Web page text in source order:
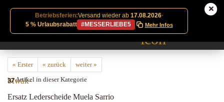
Betriebsferien:Versand wieder ab 17.08.2026·
5 % Urlaubsrabatt
#MESSERLIEBE5 Mehr Infos
« Erster « zurück
weiter »
37Artikel in dieser Kategorie
Ersatz Lederscheide Muela Sarrio